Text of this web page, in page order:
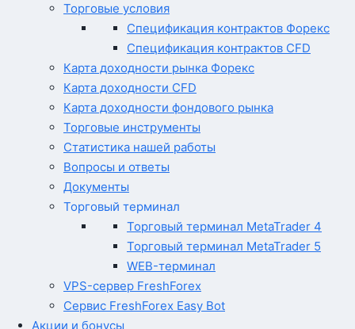
Торговые условия
Спецификация контрактов Форекс
Спецификация контрактов CFD
Карта доходности рынка Форекс
Карта доходности CFD
Карта доходности фондового рынка
Торговые инструменты
Статистика нашей работы
Вопросы и ответы
Документы
Торговый терминал
Торговый терминал MetaTrader 4
Торговый терминал MetaTrader 5
WEB-терминал
VPS-сервер FreshForex
Сервис FreshForex Easy Bot
Акции и бонусы